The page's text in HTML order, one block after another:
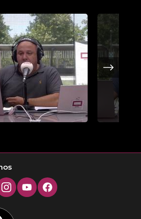
Next
Instagram
YoutubeFacebook